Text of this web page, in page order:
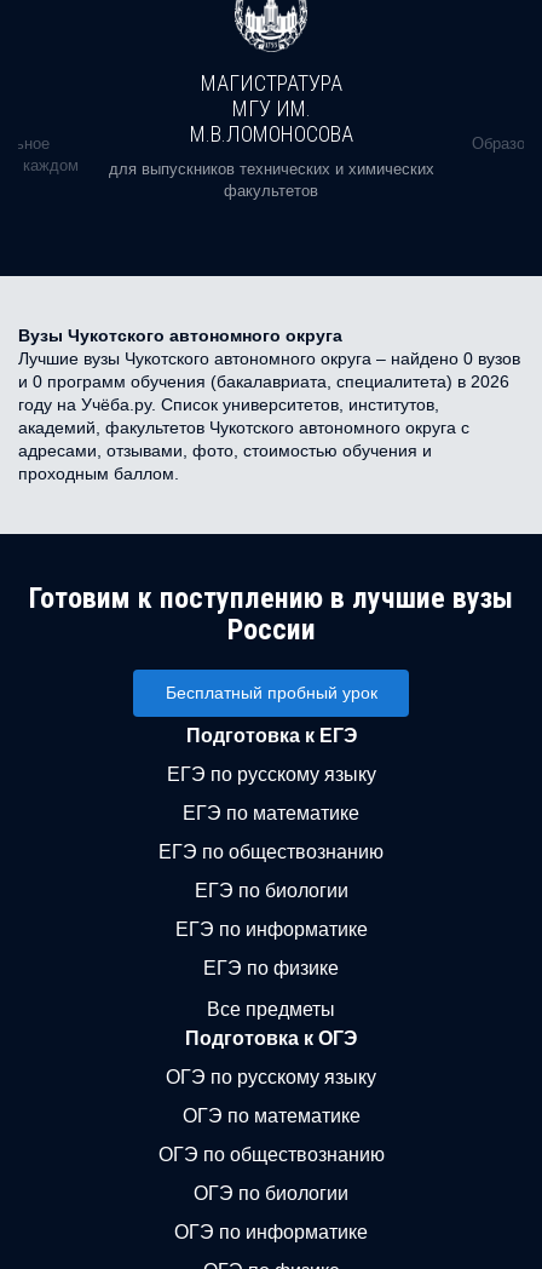
в каждом
МАГИСТРАТУРА
МГУ ИМ.
М.В.ЛОМОНОСОВА
для выпускников технических и химических
факультетов
Вузы Чукотского автономного округа
Лучшие вузы Чукотского автономного округа – найдено 0 вузов
и 0 программ обучения (бакалавриата, специалитета) в 2026
году на Учёба.ру. Список университетов, институтов,
академий, факультетов Чукотского автономного округа с
адресами, отзывами, фото, стоимостью обучения и
проходным баллом.
Готовим к поступлению в лучшие вузы
России
Бесплатный пробный урок
Подготовка к ЕГЭ
ЕГЭ по русскому языку
ЕГЭ по математике
ЕГЭ по обществознанию
ЕГЭ по биологии
ЕГЭ по информатике
ЕГЭ по физике
Все предметы
Подготовка к ОГЭ
ОГЭ по русскому языку
ОГЭ по математике
ОГЭ по обществознанию
ОГЭ по биологии
ОГЭ по информатике